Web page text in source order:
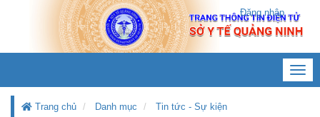
Đăng nhập
Trang chủ Danh mục Tin tức - Sự kiện